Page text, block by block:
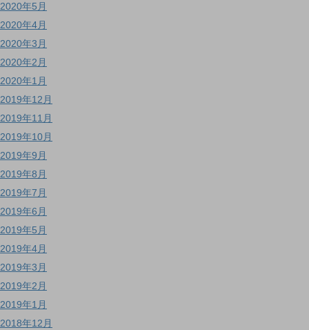
2020年5月
2020年4月
2020年3月
2020年2月
2020年1月
2019年12月
2019年11月
2019年10月
2019年9月
2019年8月
2019年7月
2019年6月
2019年5月
2019年4月
2019年3月
2019年2月
2019年1月
2018年12月